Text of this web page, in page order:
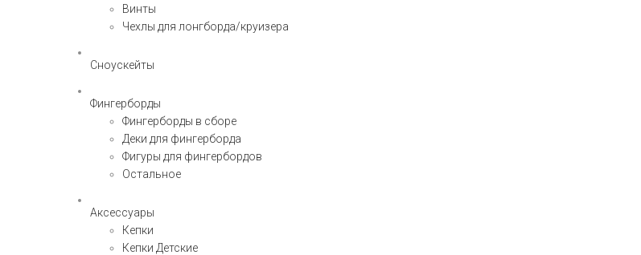
Винты
Чехлы для лонгборда/круизера
Сноускейты
Фингерборды
Фингерборды в сборе
Деки для фингерборда
Фигуры для фингербордов
Остальное
Аксессуары
Кепки
Кепки Детские